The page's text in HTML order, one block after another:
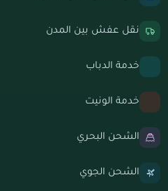
نقل عفش بين المدن
خدمة الدباب
خدمة الونيت
الشحن البحري
الشحن الجوي